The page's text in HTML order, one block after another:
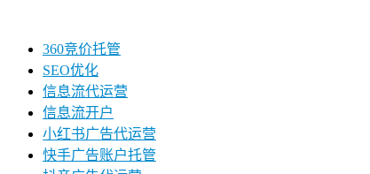
360竞价托管
SEO优化
信息流代运营
信息流开户
小红书广告代运营
快手广告账户托管